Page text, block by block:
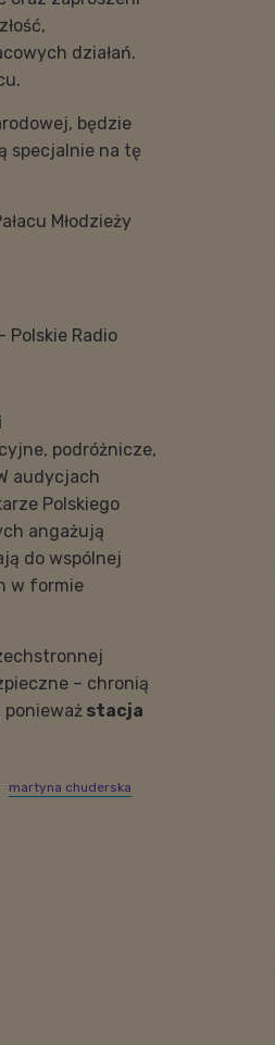
działań.
będzie
specjalnie na tę
Młodzieży
Polskie Radio
podróżnicze,
audycjach
Polskiego
angażują
do wspólnej
w formie
– chronią
stacja
martyna chuderska